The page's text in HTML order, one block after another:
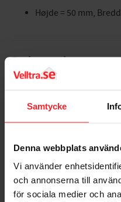
Samtycke
Denna webbplats
Vi använder
och annonserna till
för sociala medier och
Højde = 50 mm,
Bedømmelser
Bliv den første, der giver en